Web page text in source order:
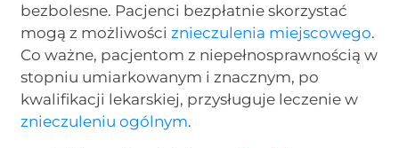
bezbolesne. Pacjenci bezpłatnie skorzystać
mogą z możliwościznieczulenia miejscowego.
Co ważne, pacjentom z niepełnosprawnością w
stopniu umiarkowanym i znacznym, po
kwalifikacji lekarskiej, przysługuje leczenie w
znieczuleniu ogólnym.